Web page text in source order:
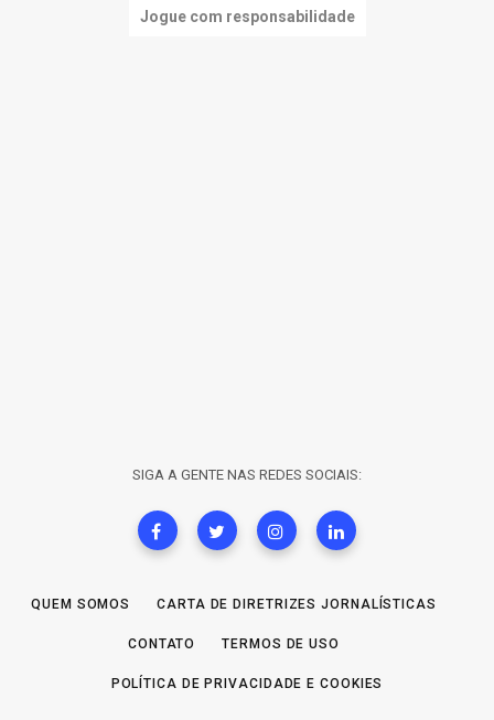
Jogue com responsabilidade
SIGA A GENTE NAS REDES SOCIAIS:
QUEM SOMOS CARTA DE DIRETRIZES JORNALÍSTICAS
CONTATO TERMOS DE USO
POLÍTICA DE PRIVACIDADE E COOKIES